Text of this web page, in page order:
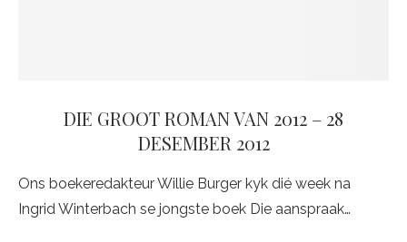
DIE GROOT ROMAN VAN 2012 – 28
DESEMBER 2012
Ons boekeredakteur Willie Burger kyk dié week na
Ingrid Winterbach se jongste boek Die aanspraak…